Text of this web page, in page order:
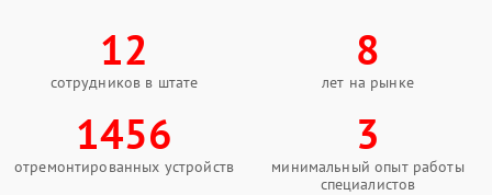
12
сотрудников в штате
8
лет на рынке
1456
отремонтированных устройств
3
минимальный опыт работы
специалистов